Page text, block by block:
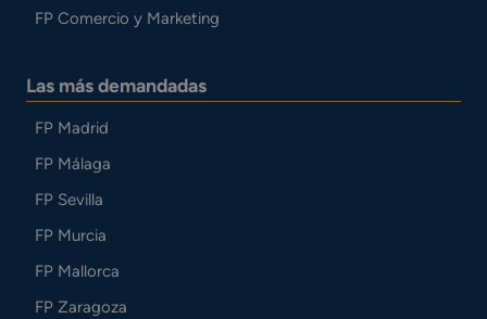
FP Comercio y Marketing
Las más demandadas
FP Madrid
FP Málaga
FP Sevilla
FP Murcia
FP Mallorca
FP Zaragoza